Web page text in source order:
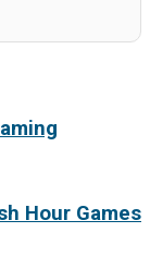
Hour Games